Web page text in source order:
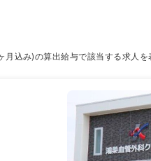
込み)の算出給与で該当する求人を